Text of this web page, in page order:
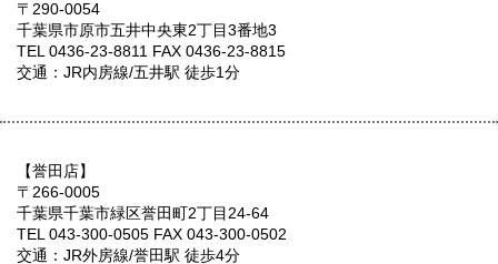
〒290-0054
千葉県市原市五井中央東2丁目3番地3
TEL 0436-23-8811 FAX 0436-23-8815
交通：JR内房線/五井駅 徒歩1分
【誉田店】
〒266-0005
千葉県千葉市緑区誉田町2丁目24-64
TEL 043-300-0505 FAX 043-300-0502
交通：JR外房線/誉田駅 徒歩4分